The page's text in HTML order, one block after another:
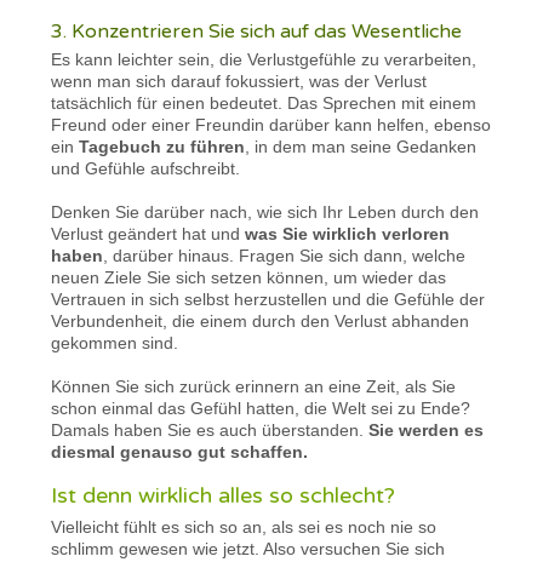
3. Konzentrieren Sie sich auf das Wesentliche
Es kann leichter sein, die Verlustgefühle zu verarbeiten,
wenn man sich darauf fokussiert, was der Verlust
tatsächlich für einen bedeutet. Das Sprechen mit einem
Freund oder einer Freundin darüber kann helfen, ebenso
einTagebuch zu führen , in dem man seine Gedanken
und Gefühle aufschreibt.
Denken Sie darüber nach, wie sich Ihr Leben durch den
Verlust geändert hat undwas Sie wirklich verloren
haben , darüber hinaus. Fragen Sie sich dann, welche
neuen Ziele Sie sich setzen können, um wieder das
Vertrauen in sich selbst herzustellen und die Gefühle der
Verbundenheit, die einem durch den Verlust abhanden
gekommen sind.
Können Sie sich zurück erinnern an eine Zeit, als Sie
schon einmal das Gefühl hatten, die Welt sei zu Ende?
Damals haben Sie es auch überstanden.Sie werden es
diesmal genauso gut schaffen.
Ist denn wirklich alles so schlecht?
Vielleicht fühlt es sich so an, als sei es noch nie so
schlimm gewesen wie jetzt. Also versuchen Sie sich